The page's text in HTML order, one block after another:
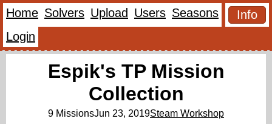
Home Solvers Upload Users Seasons
Info
Login
Espik's TP Mission
Collection
9 MissionsJun 23, 2019Steam Workshop